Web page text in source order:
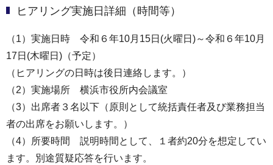
ヒアリング実施日詳細（時間等）
（1）実施日時 令和６年10月15日(火曜日)～令和６年10月
17日(木曜日)（予定）
（ヒアリングの日時は後日連絡します。）
（2）実施場所 横浜市役所内会議室
（3）出席者３名以下（原則として統括責任者及び業務担当
者の出席をお願いします。）
（4）所要時間 説明時間として、１者約20分を想定してい
ます。別途質疑応答を行います。